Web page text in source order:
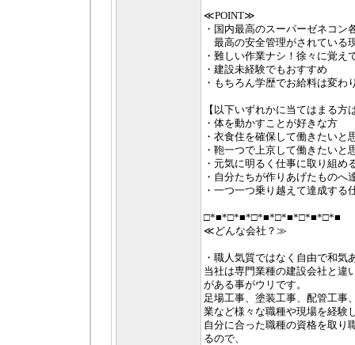
≪POINT≫
・国内最高のスーパーゼネコン
最高の安全管理がされている
・難しい作業ナシ！徐々に覚え
・建設未経験でもおすすめ
・もちろん学歴でお給料は変わ
【以下いずれかに当てはまる方
・体を動かすことが好きな方
・衣食住を確保して働きたいと
・鞄一つで上京して働きたいと
・元気に明るく仕事に取り組め
・自分たちが作りあげたものへ
・一つ一つ乗り越えて達成する
□*■*□*■*□*■*□*■*□*■*□*■
≪どんな会社？≫
・職人気質ではなく自由で和気
当社は専門業種の建設会社と違
がある事がウリです。
足場工事、塗装工事、配管工事
業など様々な職種や現場を経験
自分に合った職種の資格を取り
るので、